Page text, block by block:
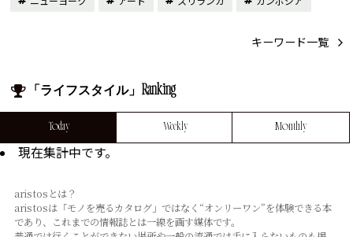
キーワード一覧
「ライフスタイル」Ranking
Today Weekly Monthly
現在集計中です。
aristosとは？
aristosは「モノを売るカタログ」ではなく“オンリーワン”を体験できる本
であり、これまでの情報誌とは⼀線を画す媒体です。